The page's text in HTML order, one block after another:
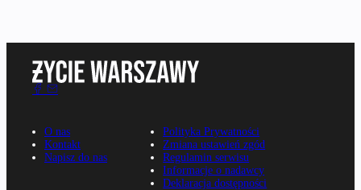
O nas
Kontakt
Napisz do nas
Polityka Prywatności
Zmiana ustawień zgód
Regulamin serwisu
Informacje o nadawcy
Deklaracja dostępności